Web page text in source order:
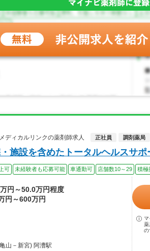
ィカルリンクの薬剤師求人
正社員 調剤薬局
施設を含めたトータルヘルスサ
可 未経験者も応募可能 車通勤可 店舗数10～29 積極
万円～50.0万円程度
円～600万円
山－新宮) 阿漕駅
マ
薬
の